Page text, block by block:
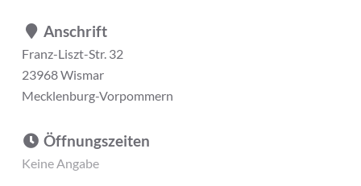
Anschrift
Franz-Liszt-Str. 32
23968 Wismar
Mecklenburg-Vorpommern
Öffnungszeiten
Keine Angabe